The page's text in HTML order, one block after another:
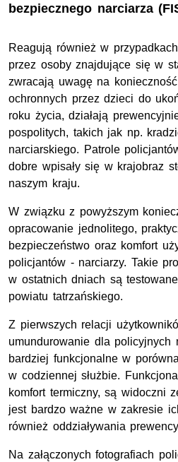
bezpiecznego narciarza
Reagują również w
przez osoby znajdujące się w
zwracają uwagę na
ochronnych przez dzieci do
roku życia, działają
pospolitych, takich jak np.
narciarskiego. Patrole
dobre wpisały się w krajobraz
naszym kraju.
W związku z powyższym
opracowanie jednolitego,
bezpieczeństwo oraz komfort
policjantów - narciarzy. Takie
w ostatnich dniach są
powiatu tatrzańskiego.
Z pierwszych relacji
umundurowanie dla policyjnych
bardziej funkcjonalne w
w codziennej służbie.
komfort termiczny, są widoczni
jest bardzo ważne w zakresie
również oddziaływania
Na załączonych fotografiach